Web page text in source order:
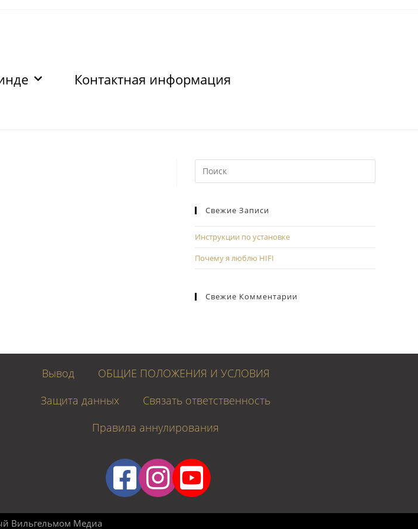
Контактная информация
Свежие Записи
Инструкции по установке
Почему я люблю HIFI
Свежие Комментарии
Вывод
ОБЩИЕ ПОЛОЖЕНИЯ И УСЛОВИЯ
Защита данных
Связать ответственность
Правила аннулирования
Вильгельмом Медиа